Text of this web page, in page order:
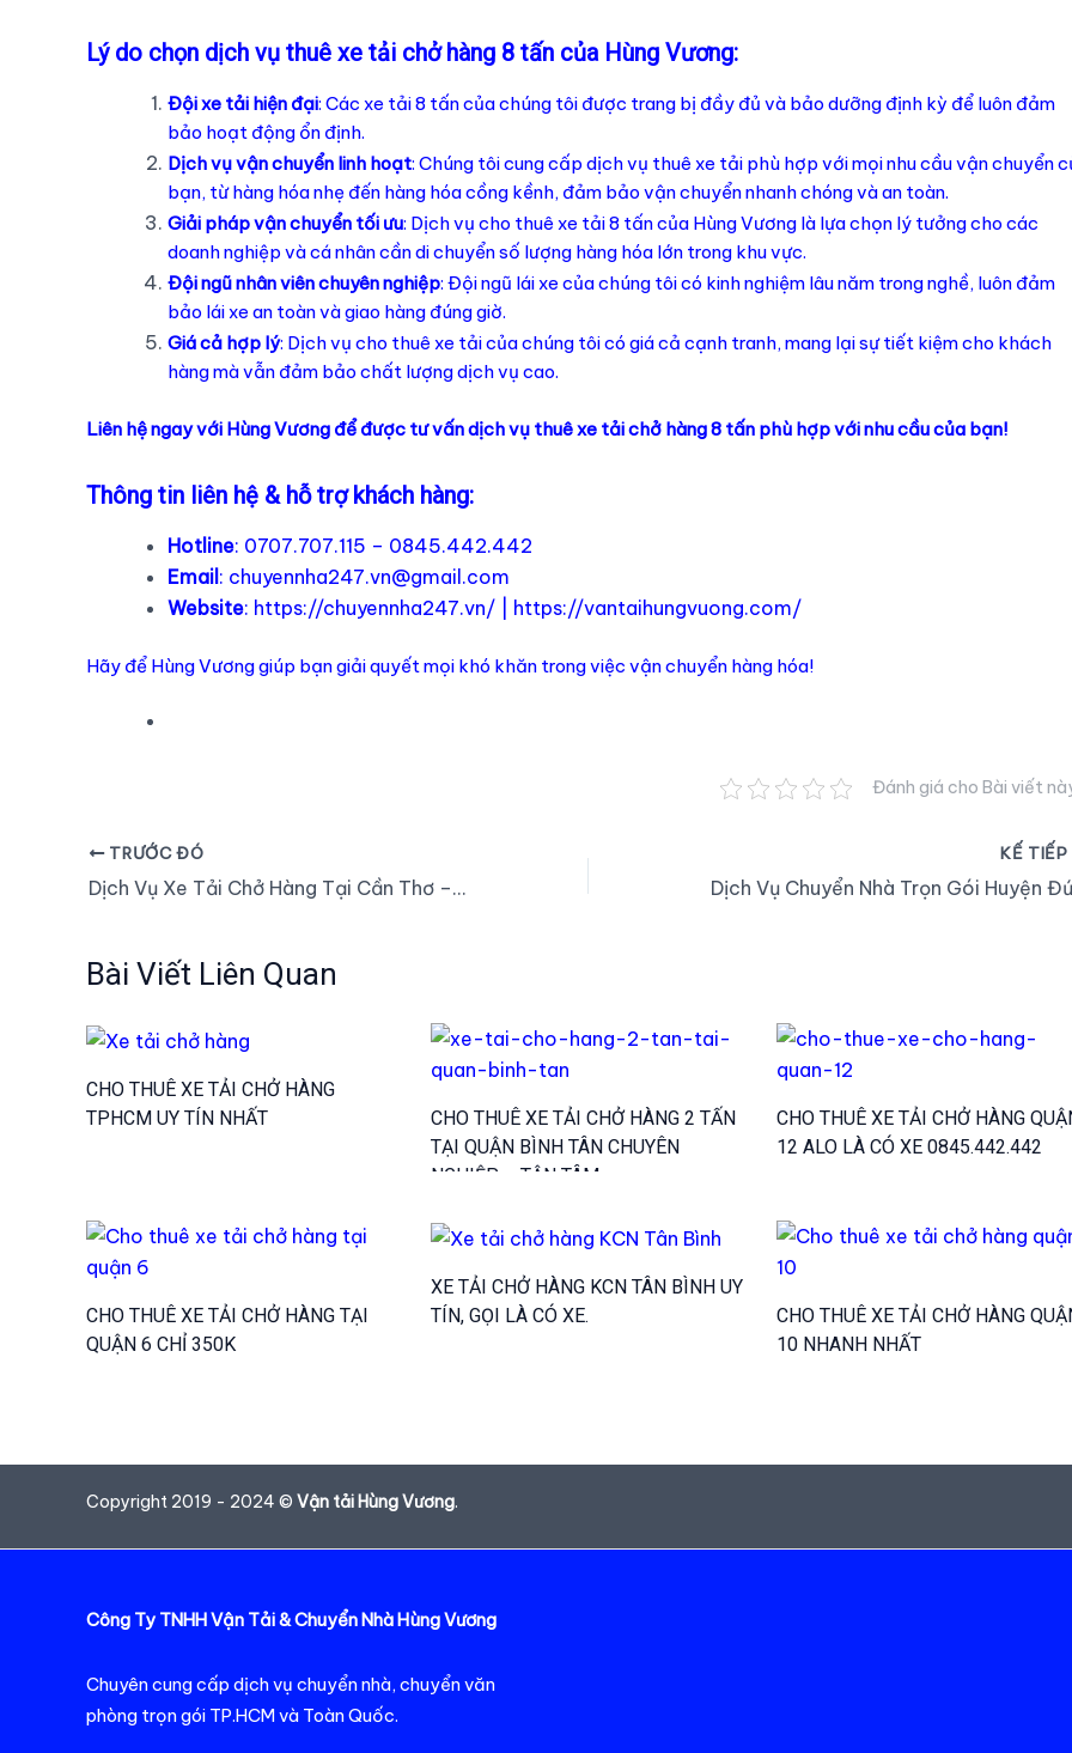
Lý do chọn dịch vụ thuê xe tải chở hàng 8 tấn của Hùng Vương:
Đội xe tải hiện đại: Các xe tải 8 tấn của chúng tôi được trang bị đầy đủ và bảo dưỡng định kỳ để luôn đảm
bảo hoạt động ổn định.
Dịch vụ vận chuyển linh hoạt: Chúng tôi cung cấp dịch vụ thuê xe tải phù hợp với mọi nhu cầu vận chuyển
bạn, từ hàng hóa nhẹ đến hàng hóa cồng kềnh, đảm bảo vận chuyển nhanh chóng và an toàn.
Giải pháp vận chuyển tối ưu: Dịch vụ cho thuê xe tải 8 tấn của Hùng Vương là lựa chọn lý tưởng cho các
doanh nghiệp và cá nhân cần di chuyển số lượng hàng hóa lớn trong khu vực.
Đội ngũ nhân viên chuyên nghiệp: Đội ngũ lái xe của chúng tôi có kinh nghiệm lâu năm trong nghề, luôn đảm
bảo lái xe an toàn và giao hàng đúng giờ.
Giá cả hợp lý: Dịch vụ cho thuê xe tải của chúng tôi có giá cả cạnh tranh, mang lại sự tiết kiệm cho khách
hàng mà vẫn đảm bảo chất lượng dịch vụ cao.
Liên hệ ngay với Hùng Vương để được tư vấn dịch vụ thuê xe tải chở hàng 8 tấn phù hợp với nhu cầu của bạn!
Thông tin liên hệ & hỗ trợ khách hàng:
Hotline: 0707.707.115 – 0845.442.442
Email : chuyennha247.vn@gmail.com
Website: https://chuyennha247.vn/ https://vantaihungvuong.com/
Hãy để Hùng Vương giúp bạn giải quyết mọi khó khăn trong việc vận chuyển hàng hóa!
Đánh giá cho Bài viết
Điều
hướng
TRƯỚC ĐÓ
Dịch Vụ Xe Tải Chở Hàng Tại Cần Thơ – Giải Pháp Vận Chuyển Uy Tín Hàng Đầu
KẾ TIẾP
Bài Viết Liên Quan
CHO THUÊ XE TẢI CHỞ HÀNG
TPHCM UY TÍN NHẤT
CHO THUÊ XE TẢI CHỞ HÀNG 2 TẤN
TẠI QUẬN BÌNH TÂN CHUYÊN
NGHIỆP – TẬN TÂM.
CHO THUÊ XE TẢI CHỞ HÀNG
12 ALO LÀ CÓ XE 0845.442.442
CHO THUÊ XE TẢI CHỞ HÀNG TẠI
QUẬN 6 CHỈ 350K
XE TẢI CHỞ HÀNG KCN TÂN BÌNH UY
TÍN, GỌI LÀ CÓ XE.
CHO THUÊ XE TẢI CHỞ HÀNG
10 NHANH NHẤT
Copyright 2019 - 2024 © Vận tải Hùng Vương.
Công Ty TNHH Vận Tải & Chuyển Nhà Hùng Vương
Chuyên cung cấp dịch vụ chuyển nhà, chuyển văn
phòng trọn gói TP.HCM và Toàn Quốc.